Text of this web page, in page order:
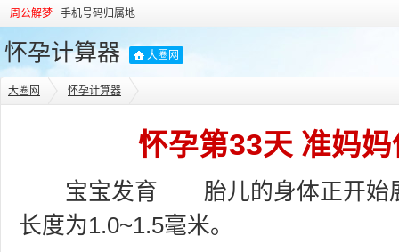
周公解梦 手机号码归属地
怀孕计算器 大圈网
大圈网 怀孕计算器
怀孕第33天 准妈
宝宝发育 胎儿的身体正开始展
长度为1.0~1.5毫米。